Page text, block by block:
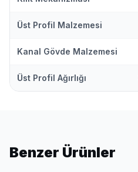
Üst Profil Malzemesi
Kanal Gövde Malzemesi
Üst Profil Ağırlığı
Benzer Ürünler